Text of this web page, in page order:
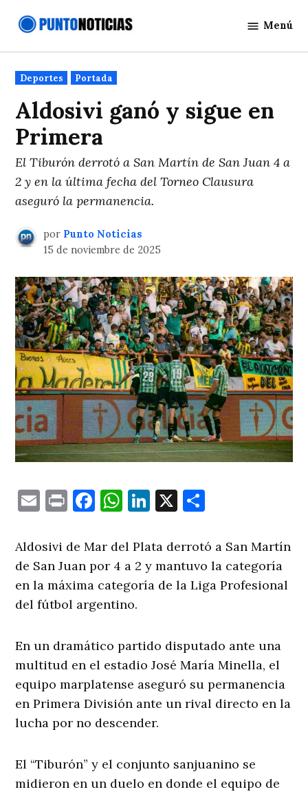
Noticias
Menú
Publicado
en
Deportes Portada
Aldosivi ganó y sigue en
Primera
El Tiburón derrotó a San Martín de San Juan 4 a
2 y en la última fecha del Torneo Clausura
aseguró la permanencia.
por Punto Noticias
15 de noviembre de 2025
EmailPrintFacebook
WhatsApp
LinkedIn
X
Aldosivi de Mar del Plata derrotó a San Martín
de San Juan por 4 a 2 y mantuvo la categoría
en la máxima categoría de la Liga Profesional
del fútbol argentino.
En un dramático partido disputado ante una
multitud en el estadio José María Minella, el
equipo marplatense aseguró su permanencia
en Primera División ante un rival directo en la
lucha por no descender.
El “Tiburón” y el conjunto sanjuanino se
midieron en un duelo en donde el equipo de